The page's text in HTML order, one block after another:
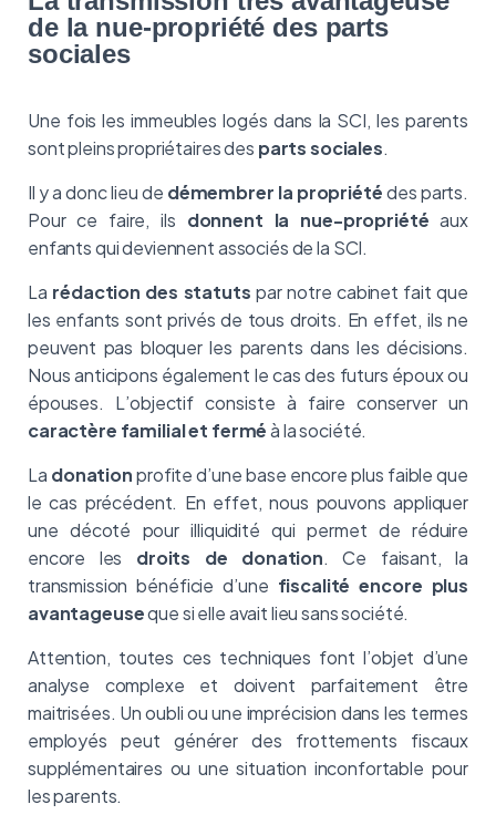
de la nue-propriété des parts
sociales
Une fois les immeubles logés dans la SCI, les parents
sont pleins propriétaires des parts sociales.
Il y a donc lieu de démembrer la propriétédes parts.
Pour ce faire, ils donnent la nue-propriété aux
enfants qui deviennent associés de la SCI.
La rédaction des statuts par notre cabinet fait que
les enfants sont privés de tous droits. En effet, ils ne
peuvent pas bloquer les parents dans les décisions.
Nous anticipons également le cas des futurs époux ou
épouses. L’objectif consiste à faire conserver un
caractère familial et ferméà la société.
La donationprofite d’une base encore plus faible que
le cas précédent. En effet, nous pouvons appliquer
une décoté pour illiquidité qui permet de réduire
encore les droits de donation. Ce faisant, la
transmission bénéficie d’une fiscalité encore plus
avantageuseque si elle avait lieu sans société.
Attention, toutes ces techniques font l’objet d’une
analyse complexe et doivent parfaitement être
maitrisées. Un oubli ou une imprécision dans les termes
employés peut générer des frottements fiscaux
supplémentaires ou une situation inconfortable pour
les parents.